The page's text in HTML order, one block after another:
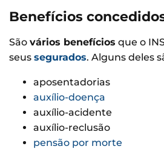
Benefícios
São vários benefícios que o
seus segurados. Alguns deles
aposentadorias
auxílio-doença
auxílio-acidente
auxílio-reclusão
pensão por morte